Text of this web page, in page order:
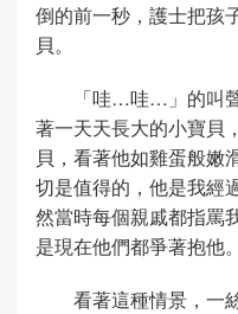
倒的前一秒，護士把孩
貝。
「哇…哇…」的叫
著一天天長大的小寶貝
貝，看著他如雞蛋般嫩
切是值得的，他是我經
然當時每個親戚都指罵
是現在他們都爭著抱他。
看著這種情景，一